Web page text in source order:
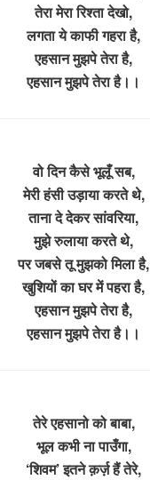
तेरा मेरा रिश्ता देखो,
लगता ये काफी गहरा है,
एहसान मुझपे तेरा है,
एहसान मुझपे तेरा है।।
वो दिन कैसे भूलूँ सब,
मेरी हंसी उड़ाया करते थे,
ताना दे देकर सांवरिया,
मुझे रुलाया करते थे,
पर जबसे तू मुझको मिला है,
खुशियों का घर में पहरा है,
एहसान मुझपे तेरा है,
एहसान मुझपे तेरा है।।
तेरे एहसानो को बाबा,
भूल कभी ना पाउँगा,
‘शिवम’ इतने क़र्ज़ हैं तेरे,